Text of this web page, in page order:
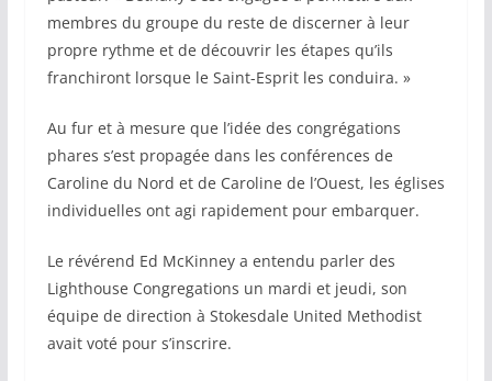
membres du groupe du reste de discerner à leur
propre rythme et de découvrir les étapes qu’ils
franchiront lorsque le Saint-Esprit les conduira. »
Au fur et à mesure que l’idée des congrégations
phares s’est propagée dans les conférences de
Caroline du Nord et de Caroline de l’Ouest, les églises
individuelles ont agi rapidement pour embarquer.
Le révérend Ed McKinney a entendu parler des
Lighthouse Congregations un mardi et jeudi, son
équipe de direction à Stokesdale United Methodist
avait voté pour s’inscrire.